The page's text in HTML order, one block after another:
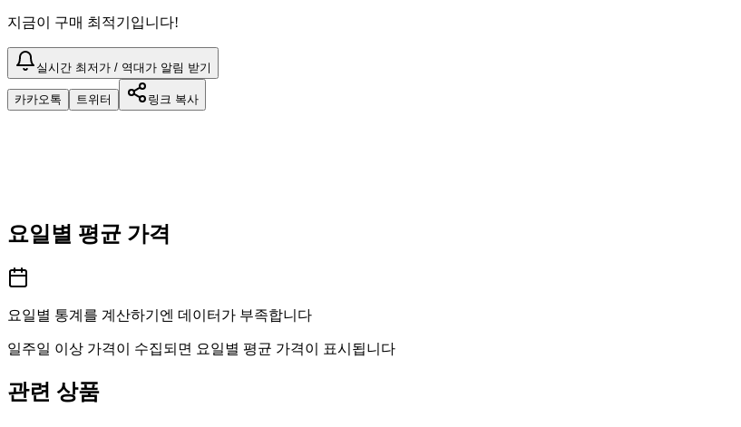
지금이 구매 최적기입니다!
실시간 최저가 / 역대가 알림 받기
카카오톡 트위터 링크 복사
요일별 평균 가격
요일별 통계를 계산하기엔 데이터가 부족합니다
일주일 이상 가격이 수집되면 요일별 평균 가격이 표시됩니다
관련 상품